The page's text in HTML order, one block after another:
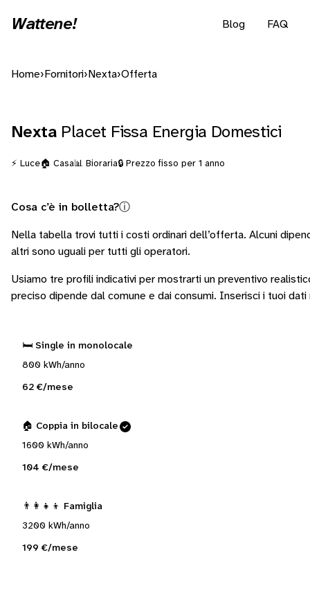
Wattene! Blog FAQ
Home› Fornitori› Nexta›Offerta
Nexta Placet Fissa Energia Domestici
⚡ Luce🏠 Casa📊 Bioraria🔒 Prezzo fisso per 1 anno
Cosa c’è in bolletta?ⓘ
Nella tabella trovi tutti i costi ordinari dell’offerta. Alcuni
altri sono uguali per tutti gli operatori.
Usiamo tre profili indicativi per mostrarti un preventivo
preciso dipende dal comune e dai consumi. Inserisci i tuoi
🛏️ Single in monolocale
800 kWh/anno
62 €/mese
🏠 Coppia in bilocale
1600 kWh/anno
104 €/mese
👨‍👩‍👧‍👦 Famiglia
3200 kWh/anno
199 €/mese